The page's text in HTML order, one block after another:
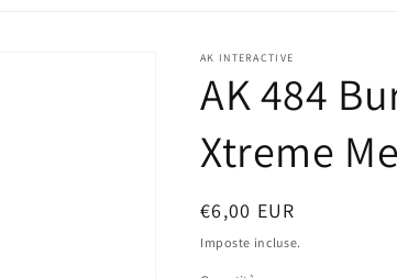
AK INTERACTIVE
AK 484
Xtreme
Prezzo
di
listino
€6,00 EUR
Imposte incluse.